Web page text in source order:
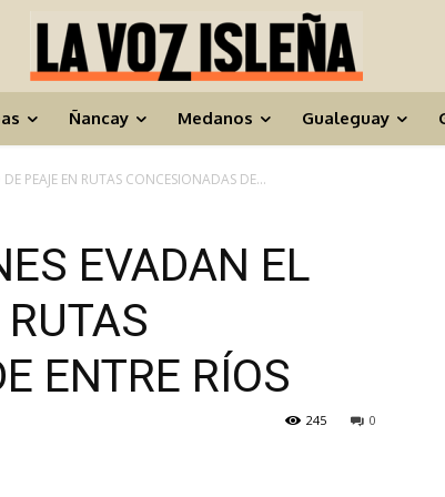
Ñancay Medanos Gualeguay
PEAJE EN RUTAS CONCESIONADAS DE...
EVADAN EL
ENTRE RÍOS
0
245